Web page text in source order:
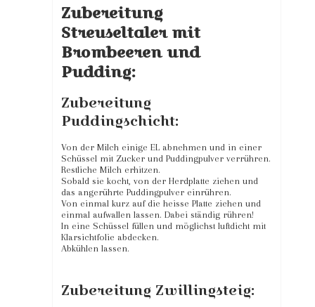
Zubereitung
Streuseltaler mit
Brombeeren und
Pudding:
Zubereitung
Puddingschicht:
Von der Milch einige EL abnehmen und in einer
Schüssel mit Zucker und Puddingpulver verrühren.
Restliche Milch erhitzen.
Sobald sie kocht, von der Herdplatte ziehen und
das angerührte Puddingpulver einrühren.
Von einmal kurz auf die heisse Platte ziehen und
einmal aufwallen lassen. Dabei ständig rühren!
In eine Schüssel füllen und möglichst luftdicht mit
Klarsichtfolie abdecken.
Abkühlen lassen.
Zubereitung Zwillingsteig: